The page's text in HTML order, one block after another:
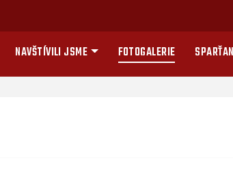
NAVŠTÍVILI JSME FOTOGALERIE